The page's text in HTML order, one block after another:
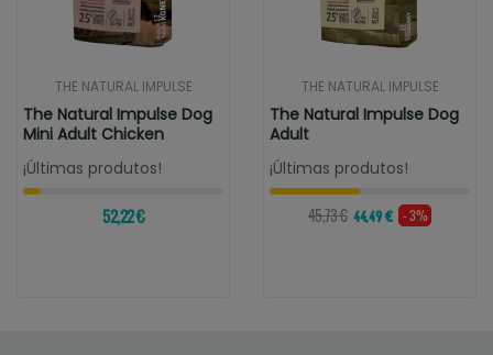
THE NATURAL IMPULSE
The Natural Impulse Dog
Mini Adult Chicken
¡Últimas produtos!
52,22 €
THE NATURAL IMPULSE
The Natural Impulse Dog
Adult
¡Últimas produtos!
45,73 € 44,49 € - 3%